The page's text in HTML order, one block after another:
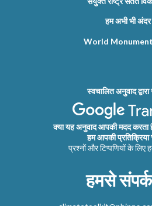
हम अभी भी
World
स्वचालित अनुवाद
क्या यह अनुवाद आपकी मदद करता
हम आपकी प्रतिक्रिया
प्रश्नों और टिप्पणियों के लिए
हमसे